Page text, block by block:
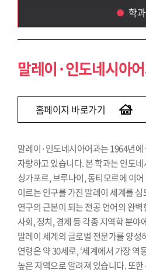
학
말레이·인
태
인도
튀르키예·아
몽
말레이·인도네시아
홈페이지 바로가기
말레이·인도네시아어과는 1964년
자랑하고 있습니다. 본 학과는 인도
싱가포르, 브루나이, 동티모르에 이
이르는 인구를 가진 말레이 세계를
연구의 근본이 되는 전공 언어의 완
사회, 정치, 경제 등 각종 지역학 분
말레이 세계의 글로벌 전문가를 양
연령은 약 30세로, ‘세계에서 가장
높은 지역으로 알려져 있습니다. 또